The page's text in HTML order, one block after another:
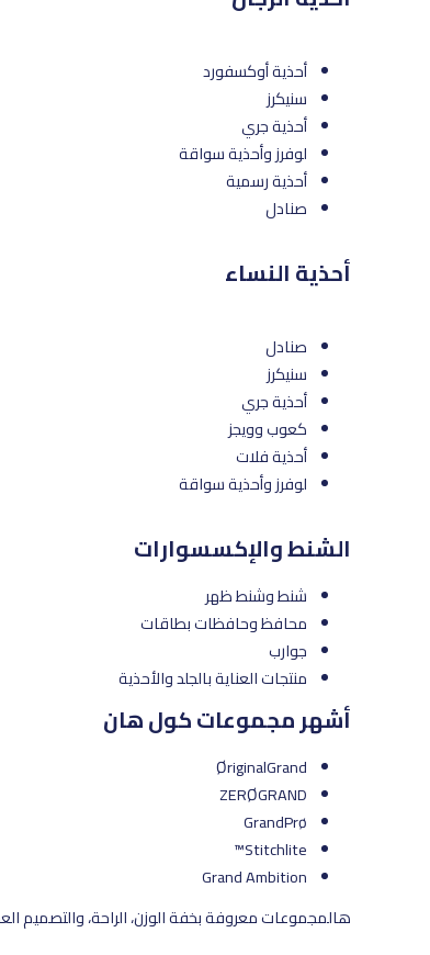
أحذية أوكسفورد
سنيكرز
أحذية جري
لوفرز وأحذية سواقة
أحذية رسمية
صنادل
أحذية النساء
صنادل
سنيكرز
أحذية جري
كعوب وويجز
أحذية فلات
لوفرز وأحذية سواقة
الشنط والإكسسوارات
شنط وشنط ظهر
محافظ وحافظات بطاقات
جوارب
منتجات العناية بالجلد والأحذية
أشهر مجموعات كول هان
ØriginalGrand
ZERØGRAND
GrandPrø
Stitchlite™
Grand Ambition
هالمجموعات معروفة بخفة الوزن، الراحة، والتصميم